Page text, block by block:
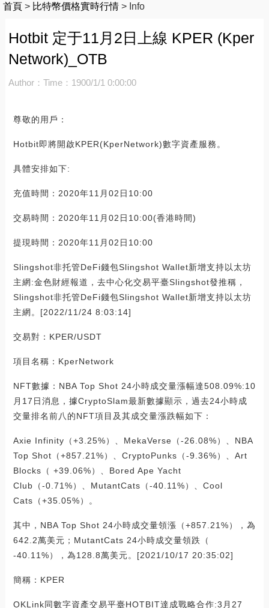
首頁 > 比特幣價格實時行情 > Info
Hotbit 定于11月2日上線 KPER (Kper
Network)_OTB
Author： Time：1900/1/1 0:00:00
尊敬的用戶：
Hotbit即將開啟KPER(KperNetwork)數字資產服務。
具體安排如下:
充值時間：2020年11月02日10:00
交易時間：2020年11月02日10:00(香港時間)
提現時間：2020年11月02日10:00
Slingshot非托管DeFi錢包Slingshot Wallet新增支持以太坊
主網:金色財經報道，去中心化交易平臺Slingshot發推稱，
Slingshot非托管DeFi錢包Slingshot Wallet新增支持以太坊
主網。[2022/11/24 8:03:14]
交易對：KPER/USDT
項目名稱：KperNetwork
NFT數據：NBA Top Shot 24小時成交量漲幅達508.09%:10
月17日消息，據CryptoSlam最新數據顯示，過去24小時成
交量排名前八的NFT項目及其成交量漲跌幅如下：
Axie Infinity（+3.25%）、MekaVerse（-26.08%）、NBA
Top Shot（+857.21%）、CryptoPunks（-9.36%）、Art
Blocks（ +39.06%）、Bored Ape Yacht
Club（-0.71%）、MutantCats（-40.11%）、Cool
Cats（+35.05%）。
其中，NBA Top Shot 24小時成交量領漲（+857.21%），為
642.2萬美元；MutantCats 24小時成交量領跌（
-40.11%），為128.8萬美元。[2021/10/17 20:35:02]
簡稱：KPER
OKLink同數字資產交易平臺HOTBIT達成戰略合作:3月27